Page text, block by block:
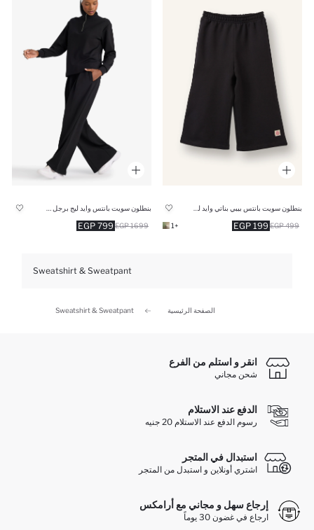
199 EGP 499 EGP
+1
799 EGP 1699 EGP
Sweatshirt & Sweatpant
الصفحة الرئيسية Sweatshirt & Sweatpant
انقر و استلم من الفرع
شحن مجاني
الدفع عند الاستلام
رسوم الدفع عند الاستلام 20 جنيه
استبدال في المتجر
اشتري أونلاين و استبدل من المتجر
إرجاع سهل و مجاني مع أرامكس
ارجاع في غضون 30 يوماً